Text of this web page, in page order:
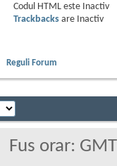
Codul HTML este
Inactiv
Trackbacksare
Inactiv
Reguli Forum
Fus orar: